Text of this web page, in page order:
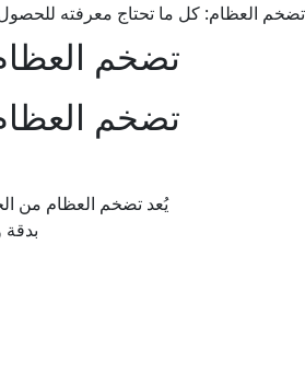
تضخم العظام: كل ما تحتاج معرفته
تضخم
تضخم
يُعد تضخم العظام من